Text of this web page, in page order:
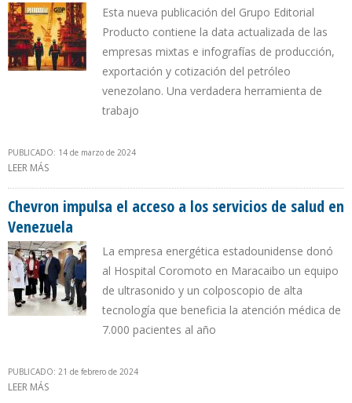
Esta nueva publicación del Grupo Editorial
Producto contiene la data actualizada de las
empresas mixtas e infografías de producción,
exportación y cotización del petróleo
venezolano. Una verdadera herramienta de
trabajo
PUBLICADO: 14 de marzo de 2024
LEER MÁS
Chevron impulsa el acceso a los servicios de salud en
Venezuela
La empresa energética estadounidense donó
al Hospital Coromoto en Maracaibo un equipo
de ultrasonido y un colposcopio de alta
tecnología que beneficia la atención médica de
7.000 pacientes al año
PUBLICADO: 21 de febrero de 2024
LEER MÁS